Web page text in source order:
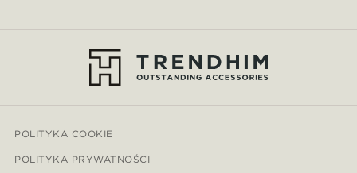
POLITYKA COOKIE
POLITYKA PRYWATNOŚCI